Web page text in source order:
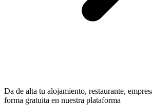
Da de alta tu alojamiento, restaurante,
forma gratuita en nuestra plataforma